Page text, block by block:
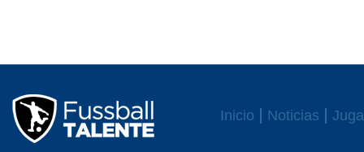
Inicio Noticias